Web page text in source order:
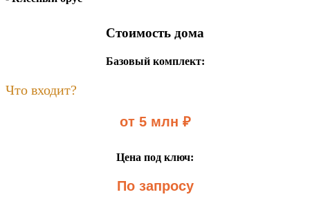
Стоимость дома
Базовый комплект:
Что входит?
от 5 млн ₽
Цена под ключ:
По запросу